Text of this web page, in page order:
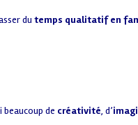
du temps qualitatif en
beaucoup de créativité, d’